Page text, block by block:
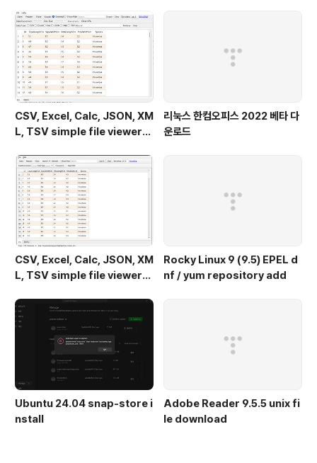
CSV, Excel, Calc, JSON, XM
L, TSV simple file viewer
리눅스 한컴오피스 2022 베타 다
운로드
CSV, Excel, Calc, JSON, XM
L, TSV simple file viewer
Rocky Linux 9 (9.5) EPEL d
nf / yum repository add
Ubuntu 24.04 snap-store i
nstall
Adobe Reader 9.5.5 unix fi
le download